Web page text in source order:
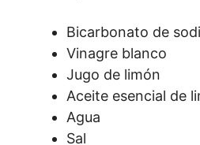
Bicarbonato de
Vinagre blanco
Jugo de limón
Aceite esencial de
Agua
Sal